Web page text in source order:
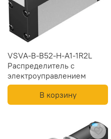
VSVA-B-B52-H-A1-1R2L
Распределитель с
электроуправлением
В корзину